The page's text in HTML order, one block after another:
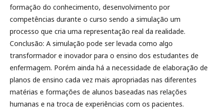
formação do conhecimento, desenvolvimento por
competências durante o curso sendo a simulação um
processo que cria uma representação real da realidade.
Conclusão: A simulação pode ser levada como algo
transformador e inovador para o ensino dos estudantes de
enfermagem. Porém ainda há a necessidade de elaboração de
planos de ensino cada vez mais apropriadas nas diferentes
matérias e formações de alunos baseadas nas relações
humanas e na troca de experiências com os pacientes.